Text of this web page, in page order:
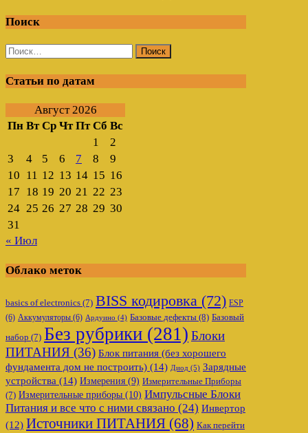
Поиск
Найти:
Статьи по датам
Август 2026
Пн Вт Ср Чт Пт Сб Вс
1
2
3
4 5 6 7 8
9
10 11 12 13 14 15 16
17 18 19 20 21 22 23
24 25 26 27 28 29 30
31
« Июл
Облако меток
basics of electronics (7) BISS кодировка (72) ESP
(6) Аккумуляторы (6) Ардуино (4) Базовые дефекты (8) Базовый
набор (7) Без рубрики (281) Блоки
ПИТАНИЯ (36) Блок питания (без хорошего
фундамента дом не построить) (14) Диод (5) Зарядные
устройства (14) Измерения (9) Измерительные Приборы
(7) Измерительные приборы (10) Импульсные Блоки
Питания и все что с ними связано (24) Инвертор
(12) Источники ПИТАНИЯ (68) Как перейти